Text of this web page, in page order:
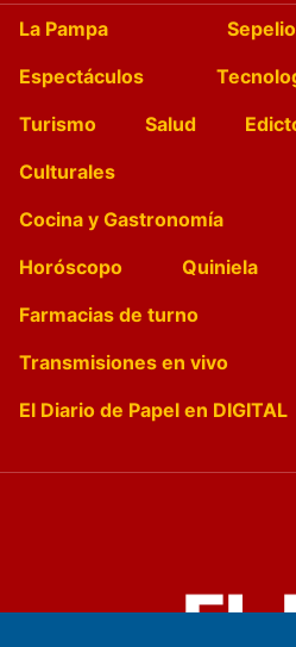
La Pampa
Espectáculos
Turismo
Salud
Culturales
Cocina y Gastronomía
Horóscopo
Quiniela
Farmacias de turno
Transmisiones en vivo
El Diario de Papel en DIGITAL